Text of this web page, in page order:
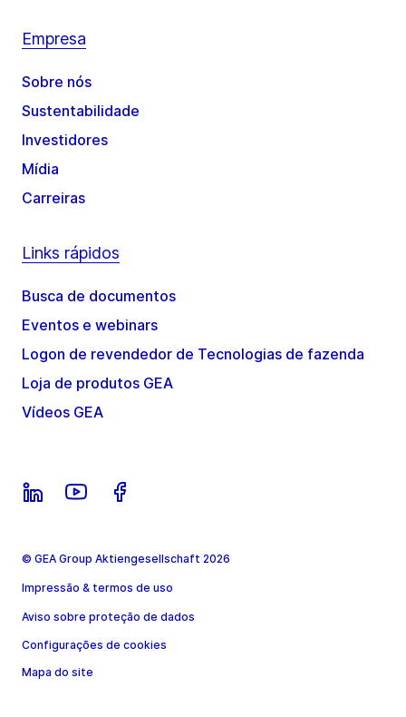
Empresa
Sobre nós
Sustentabilidade
Investidores
Mídia
Carreiras
Links rápidos
Busca de documentos
Eventos e webinars
Logon de revendedor de Tecnologias de fazenda
Loja de produtos GEA
Vídeos GEA
© GEA Group Aktiengesellschaft 2026
Impressão & termos de uso
Aviso sobre proteção de dados
Configurações de cookies
Mapa do site